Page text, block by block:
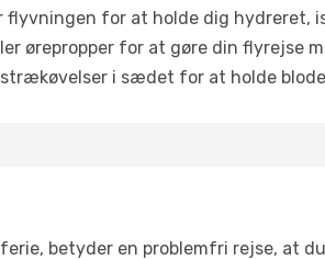
flyvningen for at holde dig
ørepropper for at gøre din flyrejse
strækøvelser i sædet for at holde
betyder en problemfri rejse, at